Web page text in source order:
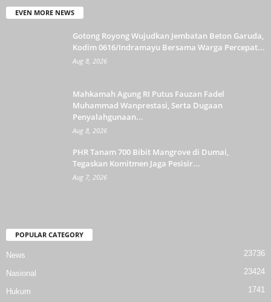
EVEN MORE NEWS
Gotong Royong Wujudkan Jembatan Beton Garuda,
Kodim 0616/Indramayu Bersama Warga Percepat...
Aug 8, 2026
Mahkamah Agung RI Putus Fauzan Fadel
Muhammad Wanprestasi, Serta Dugaan
Penyalahgunaan...
Aug 8, 2026
PHR Tanam 700 Bibit Mangrove di Dumai,
Tegaskan Komitmen Jaga Pesisir...
Aug 7, 2026
POPULAR CATEGORY
News 23736
Nasional 23424
Hukum 1741